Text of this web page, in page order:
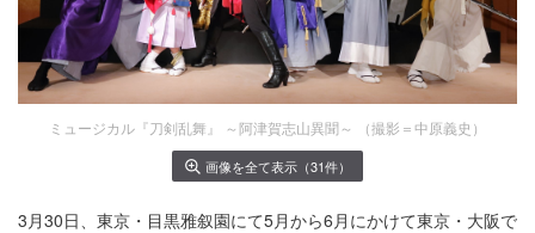
ミュージカル『刀剣乱舞』 ～阿津賀志山異聞～ （撮影＝中原義史）
画像を全て表示（31件）
3月30日、東京・目黒雅叙園にて5月から6月にかけて東京・大阪で